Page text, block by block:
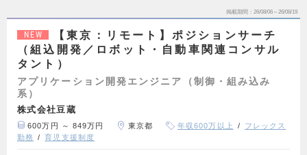
掲載期間 26/08/06～26/08/19
NEW
【東京：リモート】ポジションサーチ
（組込開発／ロボット・自動車関連コンサル
タント）
アプリケーション開発エンジニア（制御・組み込み
系）
株式会社豆蔵
600万円 ～ 849万円 東京都 年収600万以上
フレックス
勤務
育児支援制度